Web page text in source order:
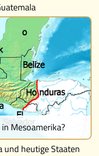
Mesoamerika?
heutige Staaten